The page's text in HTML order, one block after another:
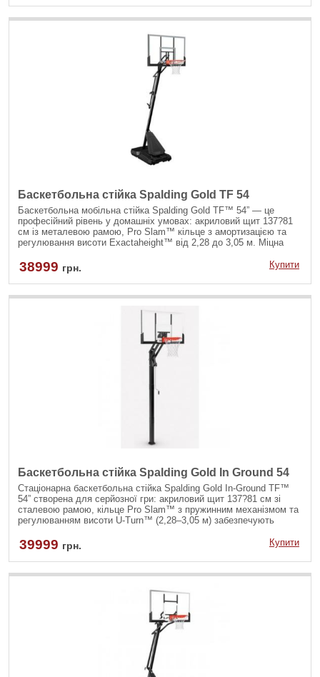
Баскетбольна стійка Spalding Gold TF 54
Баскетбольна мобільна стійка Spalding Gold TF™ 54” — це
професійний рівень у домашніх умовах: акриловий щит 137?81
см із металевою рамою, Pro Slam™ кільце з амортизацією та
регулювання висоти Exactaheight™ від 2,28 до 3,05 м. Міцна
забезпечують стабільність і зручність у використанні.
38999 грн. Купити
Баскетбольна стійка Spalding Gold In Ground 54
Стаціонарна баскетбольна стійка Spalding Gold In-Ground TF™
54” створена для серйозної гри: акриловий щит 137?81 см зі
сталевою рамою, кільце Pro Slam™ з пружинним механізмом та
регулюванням висоти U-Turn™ (2,28–3,05 м) забезпечують
квадратної сталевої труби гарантує виняткову стабільність та
довговічність.
39999 грн. Купити